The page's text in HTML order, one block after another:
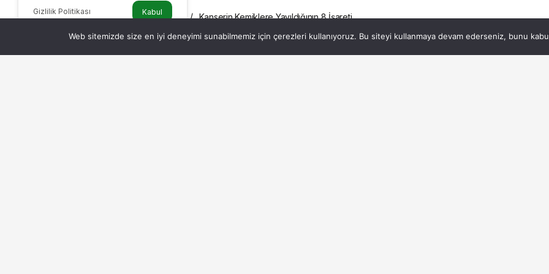
Haberler SAĞLIK Kanserin Kemiklere Yayıldığının 8 İşareti
Kanserin Kemiklere Yayıldığının 8
Gizlilik Politikası Kabul
Web sitemizde size en iyi deneyimi sunabilmemiz için çerezleri kullanıyoruz. Bu siteyi kullanmaya devam ederseniz, bunu